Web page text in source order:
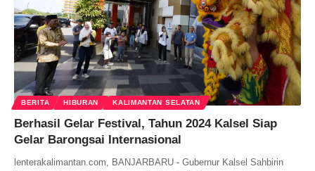
BERITA HIBURAN KALIMANTAN SELATAN
Berhasil Gelar Festival, Tahun 2024 Kalsel Siap
Gelar Barongsai Internasional
lenterakalimantan.com, BANJARBARU - Gubernur Kalsel Sahbirin